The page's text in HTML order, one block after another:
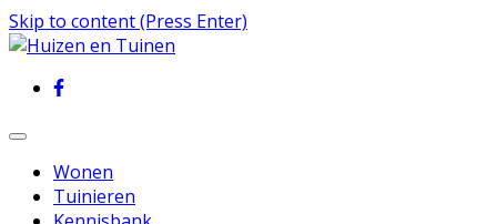
Skip to content (Press Enter)
Inspiratie voor wonen en tuinieren
Wonen
Tuinieren